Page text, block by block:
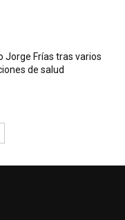
Jorge Frías tras varios
de salud